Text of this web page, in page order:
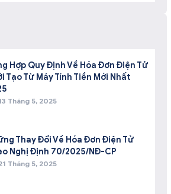
Hợp Quy Định Về Hóa Đơn Điện Tử
Tạo Từ Máy Tính Tiền Mới Nhất
Tháng 5, 2025
Thay Đổi Về Hóa Đơn Điện Tử
Nghị Định 70/2025/NĐ-CP
Tháng 5, 2025